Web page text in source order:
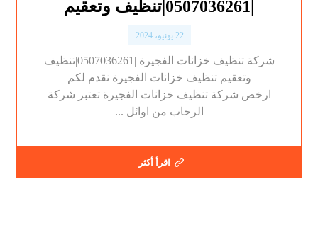
22 يونيو، 2024
شركة تنظيف خزانات الفجيرة |0507036261|تنظيف
وتعقيم تنظيف خزانات الفجيرة نقدم لكم
ارخص شركة تنظيف خزانات الفجيرة تعتبر شركة
الرحاب من اوائل ...
اقرأ أكثر